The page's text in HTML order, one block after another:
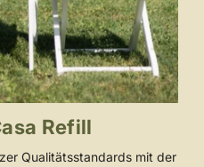
Refill
Qualitätsstandards mit der